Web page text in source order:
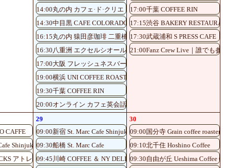
14:00丸の内 カフェ·ド·クリエ
14:30中目黒 CAFE COLORADO
16:15丸の内 猿田彦珈琲 二重橋前駅店
16:30八重洲 エクセルシオール八重洲一丁目
17:00大阪 フレッシュネスバーガーKITTE大阪店
19:00横浜 UNI COFFEE ROASTERY
19:30千葉 COFFEE RIN
20:00オンライン カフェ英会話♪
17:00千葉 COFFEE RIN
17:15渋谷 BAKERY
17:30武蔵浦和 S PRESS CAFE
21:00Fanz Crew Live｜誰でも参
CAFFE
Shinjuku Shinminami-guchi
アトレ川崎店
29
09:00新宿 St. Marc Cafe Shinjuku Shinminami-guchi
09:30船橋 St. Marc Cafe
09:45川崎 COFFEE ＆ NY DELI CAFE NOLITA
30
09:00国分寺 Grain coffee roaster
09:10北千住 Hoshino Coffee
09:30自由が丘 Ueshima Coffee